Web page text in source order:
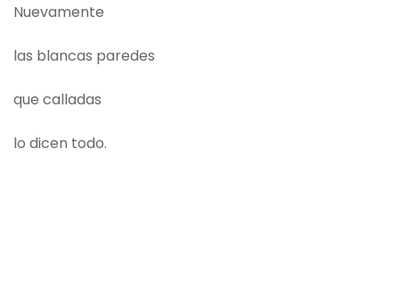
Nuevamente
las blancas paredes
que calladas
lo dicen todo.